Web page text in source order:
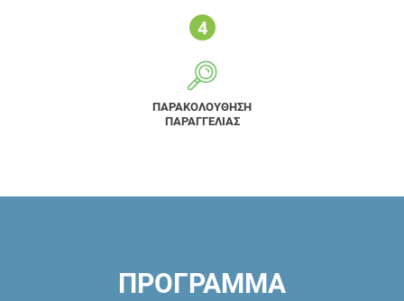
ΠΑΡΑΚΟΛΟΥΘΗΣΗ
ΠΑΡΑΓΓΕΛΙΑΣ
ΠΡΟΓΡΑΜΜΑ